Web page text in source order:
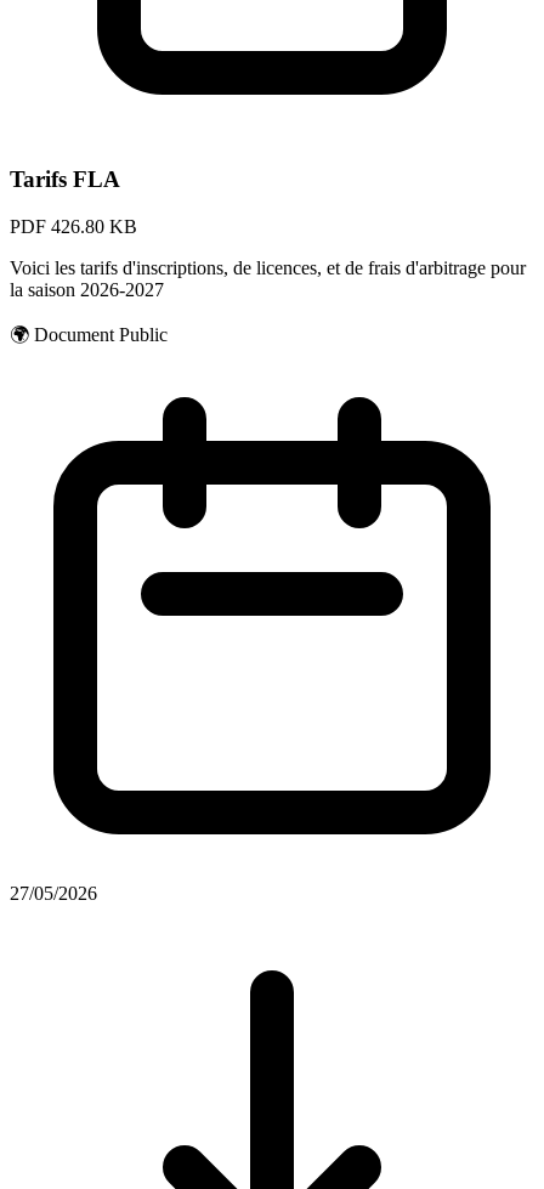
Tarifs FLA
PDF 426.80 KB
Voici les tarifs d'inscriptions, de licences, et de frais d'arbitrage pour
la saison 2026-2027
🌍 Document Public
27/05/2026